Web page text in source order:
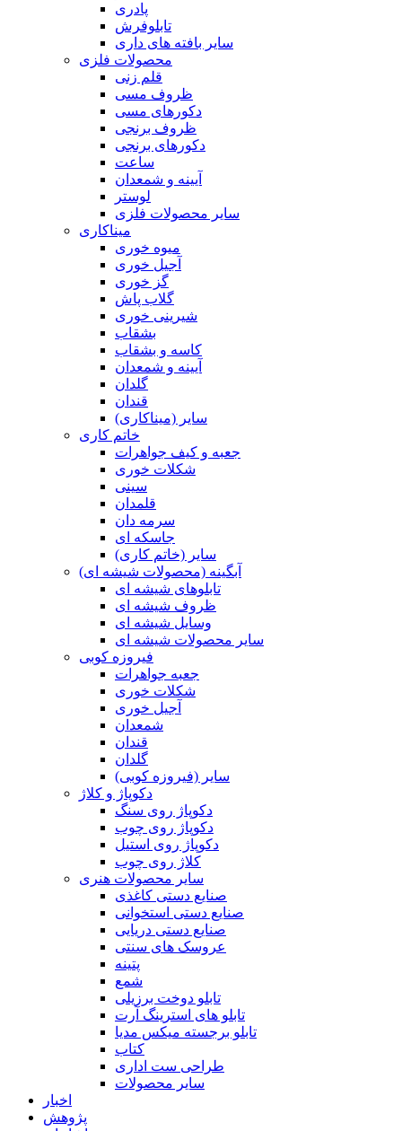
پادری
تابلوفرش
سایر بافته های داری
محصولات فلزی
قلم زنی
ظروف مسی
دکورهای مسی
ظروف برنجی
دکورهای برنجی
ساعت
آیینه و شمعدان
لوستر
سایر محصولات فلزی
میناکاری
میوه خوری
آجیل خوری
گز خوری
گلاب پاش
شیرینی خوری
بشقاب
کاسه و بشقاب
آیینه و شمعدان
گلدان
قندان
سایر (میناکاری)
خاتم کاری
جعبه و کیف جواهرات
شکلات خوری
سینی
قلمدان
سرمه دان
جاسکه ای
سایر (خاتم کاری)
آبگینه (محصولات شیشه ای)
تابلوهای شیشه ای
ظروف شیشه ای
وسایل شیشه ای
سایر محصولات شیشه ای
فیروزه کوبی
جعبه جواهرات
شکلات خوری
آجیل خوری
شمعدان
قندان
گلدان
سایر (فیروزه کوبی)
دکوپاژ و کلاژ
دکوپاژ روی سنگ
دکوپاژ روی چوب
دکوپاژ روی استیل
کلاژ روی چوب
سایر محصولات هنری
صنایع دستی کاغذی
صنایع دستی استخوانی
صنایع دستی دریایی
عروسک های سنتی
پتینه
شمع
تابلو دوخت برزیلی
تابلو های استرینگ آرت
تابلو برجسته میکس مدیا
کتاب
طراحی ست اداری
سایر محصولات
اخبار
پژوهش